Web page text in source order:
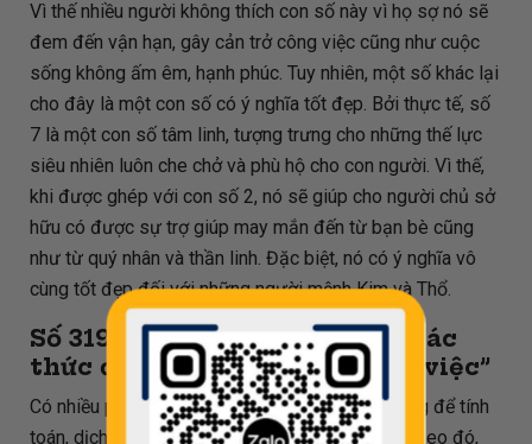
Vì thế nhiều người không thích con số này vì họ sợ nó sẽ
đem đến vận hạn, gây cản trở công việc cũng như cuộc
sống không ấm êm, hạnh phúc. Tuy nhiên, một số khác lại
cho đây là một con số có ý nghĩa tốt đẹp. Bởi thực tế, số
7 là một con số tâm linh, tượng trưng cho những thế lực
siêu nhiên luôn che chở và phù hộ cho con người. Vì thế,
khi được ghép với con số 2, nó sẽ giúp cho người chủ sở
hữu có được sự trợ giúp may mắn đến từ bạn bè cũng
như từ quý nhân và thần linh. Đặc biệt, nó có ý nghĩa vô
cùng tốt đẹp đối với những người mệnh Kim và Thổ.
Số 31972
còn có ý nghĩa là “Trác
thức đạt trí - Đoán trước mọi việc”
Có nhiều phương pháp đã và đang được áp dụng để tính
toán, dịch ý nghĩa biển số xe theo phong thủy. Theo đó,